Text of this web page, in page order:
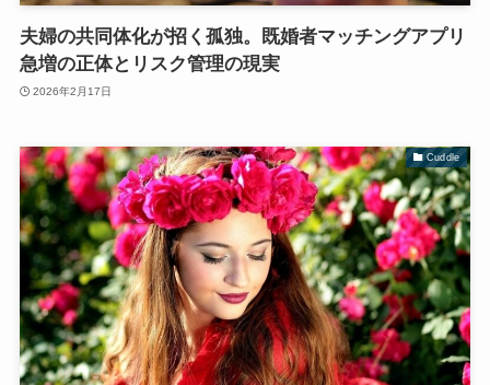
夫婦の共同体化が招く孤独。既婚者マッチングアプリ
急増の正体とリスク管理の現実
2026年2月17日
Cuddle